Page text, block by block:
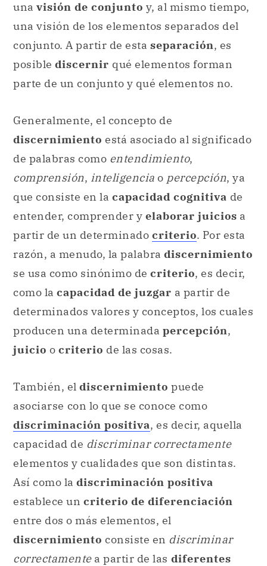
una visión de conjunto y, al mismo tiempo,
una visión de los elementos separados del
conjunto. A partir de esta separación, es
posible discernir qué elementos forman
parte de un conjunto y qué elementos no.
Generalmente, el concepto de
discernimiento está asociado al significado
de palabras como entendimiento,
comprensión, inteligencia o percepción, ya
que consiste en la capacidad cognitiva de
entender, comprender y elaborar juicios a
partir de un determinado criterio. Por esta
razón, a menudo, la palabra discernimiento
se usa como sinónimo de criterio, es decir,
como la capacidad de juzgar a partir de
determinados valores y conceptos, los cuales
producen una determinada percepción,
juicio o criterio de las cosas.
También, el discernimiento puede
asociarse con lo que se conoce como
discriminación positiva, es decir, aquella
capacidad de discriminar correctamente
elementos y cualidades que son distintas.
Así como la discriminación positiva
establece un criterio de diferenciación
entre dos o más elementos, el
discernimiento consiste en discriminar
correctamentea partir de las diferentes